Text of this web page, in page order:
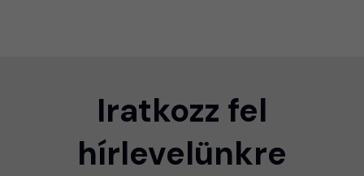
Iratkozz fel
hírlevelünkre